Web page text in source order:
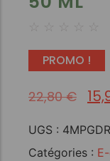
☆ ☆ ☆ ☆ ☆
PROMO !
22,80€
UGS :
Catégories :